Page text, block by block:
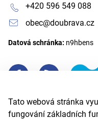
Tato webová stránka
fungování základních
+420 596 549 088
obec@doubrava.cz
Datová schránka: n9hbens